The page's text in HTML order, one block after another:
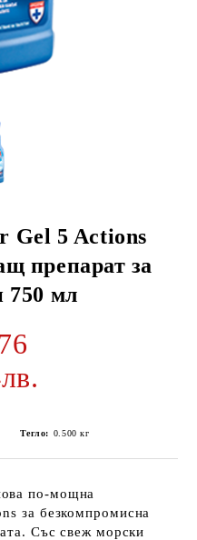
Gel 5 Actions
препарат за
750 мл
Тегло: 0.500 кг
по-мощна
за безкомпромисна
Със свеж морски